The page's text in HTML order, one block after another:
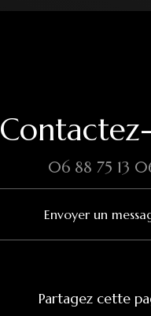
06 88 75 13
Envoyer un
Partagez cette